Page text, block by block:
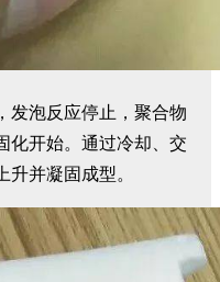
发泡反应停止，聚合物
化开始。通过冷却、交
并凝固成型。